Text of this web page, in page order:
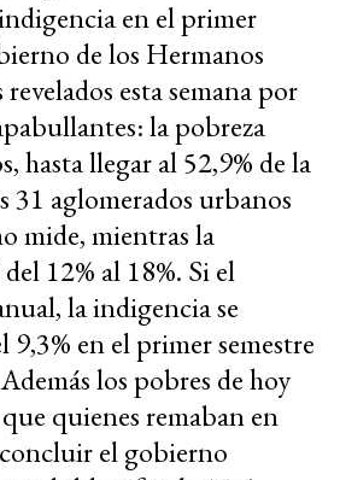
en el primer
de los Hermanos
esta semana por
la pobreza
hasta llegar al 52,9% de la
31 aglomerados urbanos
mide, mientras la
12% al 18%. Si el
la indigencia se
9,3% en el primer semestre
los pobres de hoy
quienes remaban en
el gobierno